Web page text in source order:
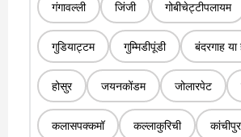
गंगावल्ली जिंजी गोबीचेट्टीपलायम
गुडियाट्टम गुम्मिडीपूंडी बंदरगाह या
होसुर जयनकोंडम जोलारपेट
कलासपक्कमॉ कल्लाकुरिची